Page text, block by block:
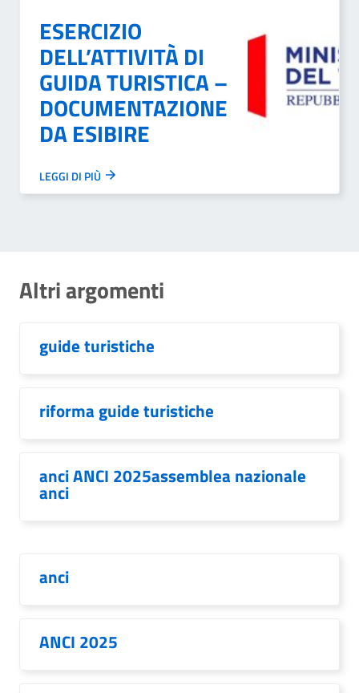
ESERCIZIO
DELL’ATTIVITÀ DI
GUIDA TURISTICA –
DOCUMENTAZIONE
DA ESIBIRE
LEGGI DI PIÙ
Altri argomenti
guide turistiche
riforma guide turistiche
anci ANCI 2025assemblea nazionale
anci
anci
ANCI 2025